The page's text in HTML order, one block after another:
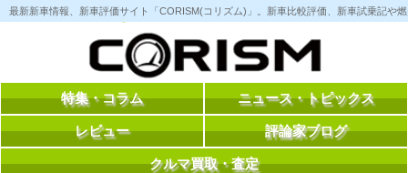
コ
ン
へ
最新新車情報、新車評価サイト「CORISM(コリズム)」。新車比較評価、新車試乗記や
特集・コラム ニュース・トピックス
レビュー 評論家ブログ
クルマ買取・査定